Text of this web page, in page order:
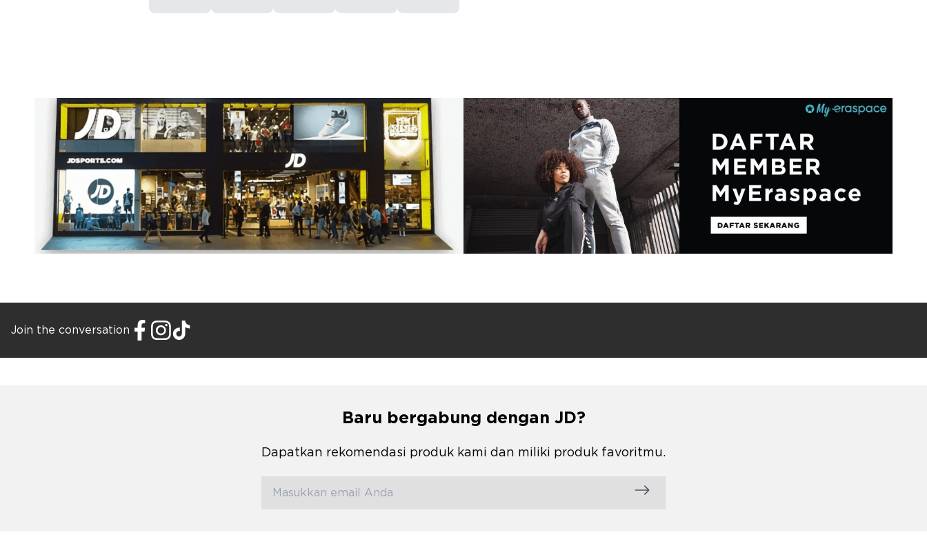
Join the conversation
Baru bergabung dengan JD?
Dapatkan rekomendasi produk kami dan miliki produk favoritmu.